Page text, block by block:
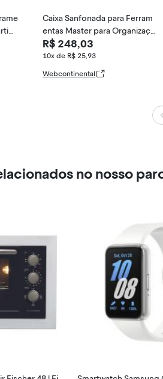
Caixa Sanfonada para Ferram
entas Master para Organizaçã
o com Sete Gavetas e Estrutu
ra em Aço Azul Tramontina
R$ 248,03
10x de R$ 25,93
Webcontinental
no nosso